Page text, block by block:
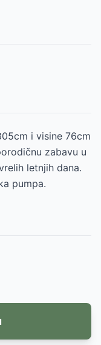
ljubimce sa filter-
i visine 76cm
zabavu u
letnjih dana.
pumpa.